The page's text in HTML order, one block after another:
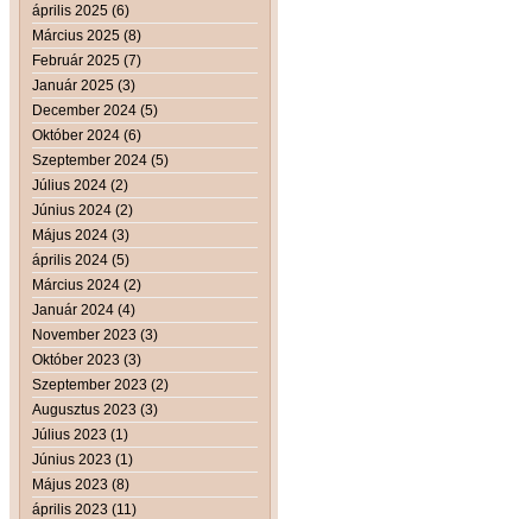
április 2025 (6)
Március 2025 (8)
Február 2025 (7)
Január 2025 (3)
December 2024 (5)
Október 2024 (6)
Szeptember 2024 (5)
Július 2024 (2)
Június 2024 (2)
Május 2024 (3)
április 2024 (5)
Március 2024 (2)
Január 2024 (4)
November 2023 (3)
Október 2023 (3)
Szeptember 2023 (2)
Augusztus 2023 (3)
Július 2023 (1)
Június 2023 (1)
Május 2023 (8)
április 2023 (11)